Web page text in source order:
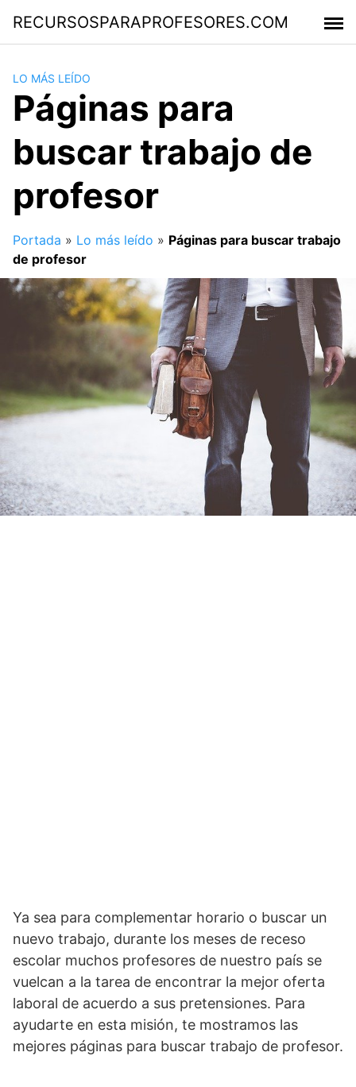
contenido
RECURSOSPARAPROFESORES.COM
LO MÁS LEÍDO
Páginas para
buscar trabajo de
profesor
Portada » Lo más leído » Páginas para buscar trabajo
de profesor
Ya sea para complementar horario o buscar un
nuevo trabajo, durante los meses de receso
escolar muchos profesores de nuestro país se
vuelcan a la tarea de encontrar la mejor oferta
laboral de acuerdo a sus pretensiones. Para
ayudarte en esta misión, te mostramos las
mejores páginas para buscar trabajo de profesor.